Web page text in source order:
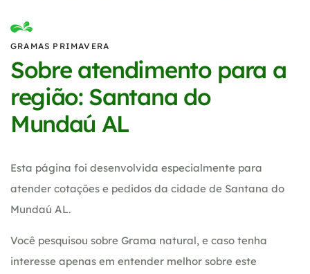
GRAMAS PRIMAVERA
Sobre atendimento para a
região: Santana do
Mundaú AL
Esta página foi desenvolvida especialmente para
atender cotações e pedidos da cidade de Santana do
Mundaú AL.
Você pesquisou sobre Grama natural, e caso tenha
interesse apenas em entender melhor sobre este